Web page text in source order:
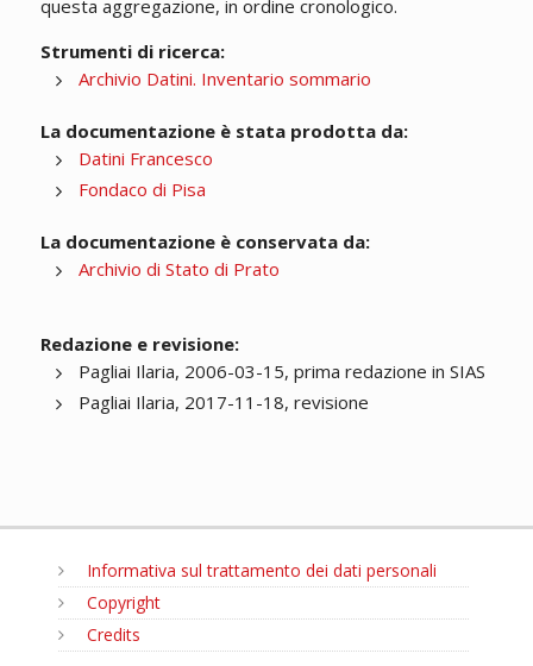
questa aggregazione, in ordine cronologico.
Strumenti di ricerca:
Archivio Datini. Inventario sommario
La documentazione è stata prodotta da:
Datini Francesco
Fondaco di Pisa
La documentazione è conservata da:
Archivio di Stato di Prato
Redazione e revisione:
Pagliai Ilaria, 2006-03-15, prima redazione in SIAS
Pagliai Ilaria, 2017-11-18, revisione
Informativa sul trattamento dei dati personali
Copyright
Credits